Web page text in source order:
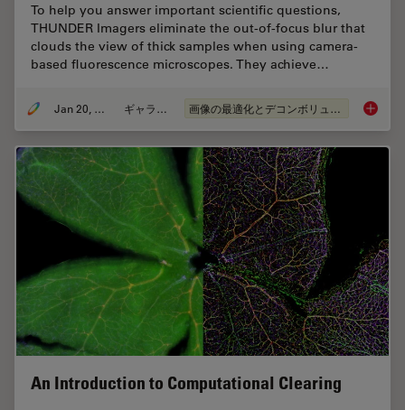
To help you answer important scientific questions,
THUNDER Imagers eliminate the out-of-focus blur that
clouds the view of thick samples when using camera-
based fluorescence microscopes. They achieve…
Jan 20, 2021 ギャラリー 画像の最適化とデコンボリューション Image
An Introduction to Computational Clearing